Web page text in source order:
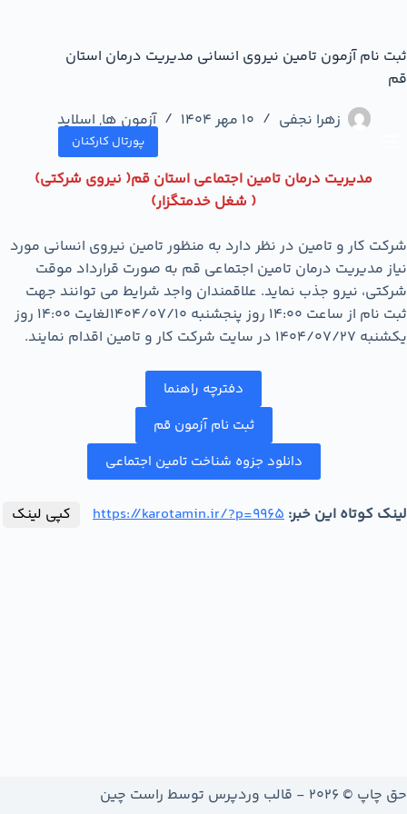
پورتال کارکنان
ثبت نام آزمون تامین نیروی انسانی مدیریت درمان استان
قم
زهرا نجفی
10 مهر 1404 آزمون ها,اسلاید
مدیریت درمان تامین اجتماعی استان قم( نیروی شرکتی)
( شغل خدمتگزار)
شرکت کار و تامین در نظر دارد به منظور تامین نیروی انسانی مورد
نیاز مدیریت درمان تامین اجتماعی قم به صورت قرارداد موقت
شرکتی، نیرو جذب نماید. علاقمندان واجد شرایط می توانند جهت
ثبت نام از ساعت 14:00 روز پنجشنبه ۱۴۰۴/۰۷/۱۰لغایت 14:00 روز
یکشنبه ۱۴۰۴/۰۷/27 در سایت شرکت کار و تامین اقدام نمایند.
دفترچه راهنما
ثبت نام آزمون قم
دانلود جزوه شناخت تامین اجتماعی
لینک کوتاه این خبر: https://karotamin.ir/?p=9965 کپی لینک
حق چاپ © 2026 - قالب وردپرس توسط راست چین